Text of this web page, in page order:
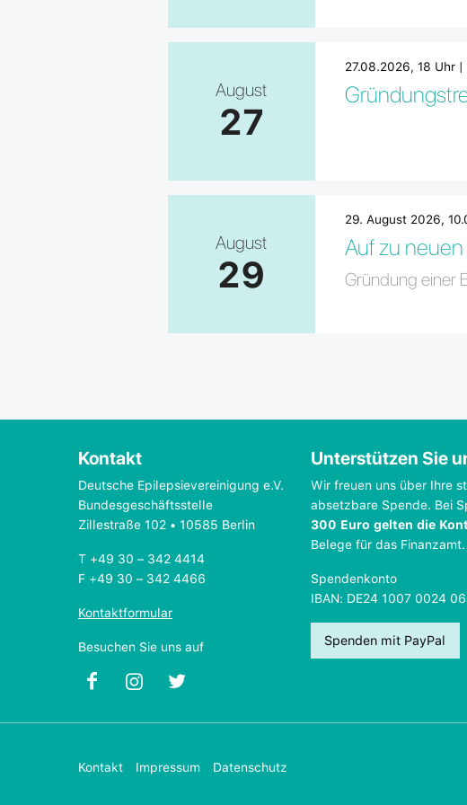
August
27
27.08.2026, 18 Uhr
August
29
29. August 2026,
Auf zu
Gründung einer
Kontakt
Deutsche Epilepsievereinigung e.V.
Bundesgeschäftsstelle
Zillestraße 102 • 10585 Berlin
T +49 30 – 342 4414
F +49 30 – 342 4466
Kontaktformular
Besuchen Sie uns auf
Unterstützen Sie
Wir freuen uns über Ihre
absetzbare Spende. Bei
300 Euro gelten die
Belege für das Finanzamt.
Spendenkonto
IBAN: DE24 1007 0024
Spenden mit PayPal
Kontakt Impressum Datenschutz